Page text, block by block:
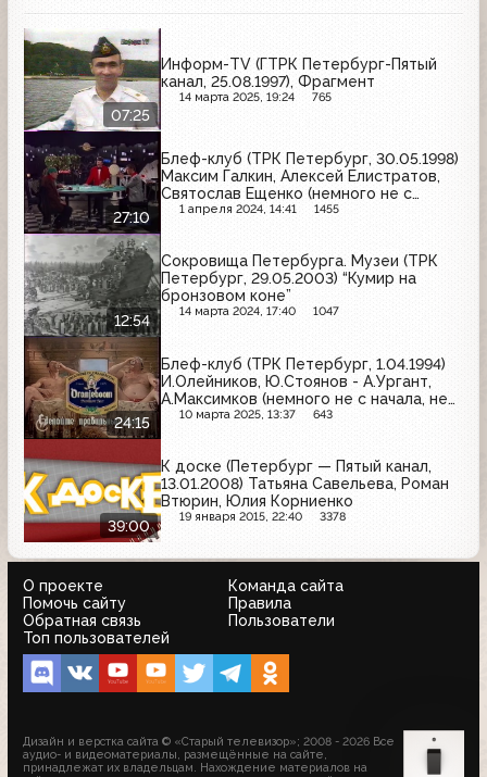
07:25
Информ-TV (ГТРК Петербург-Пятый
канал, 25.08.1997), Фрагмент
14 марта 2025, 19:24 765
27:10
Блеф-клуб (ТРК Петербург, 30.05.1998)
Максим Галкин, Алексей Елистратов,
Святослав Ещенко (немного не с
начала)
1 апреля 2024, 14:41 1455
12:54
Сокровища Петербурга. Музеи (ТРК
Петербург, 29.05.2003) “Кумир на
бронзовом коне”
14 марта 2024, 17:40 1047
24:15
Блеф-клуб (ТРК Петербург, 1.04.1994)
И.Олейников, Ю.Стоянов - А.Ургант,
А.Максимков (немного не с начала, не
до конца)
10 марта 2025, 13:37 643
39:00
К доске (Петербург — Пятый канал,
13.01.2008) Татьяна Савельева, Роман
Втюрин, Юлия Корниенко
19 января 2015, 22:40 3378
О проекте
Команда сайта
Помочь сайту
Правила
Обратная связь
Пользователи
Топ пользователей
Дизайн и верстка сайта © «Старый телевизор»; 2008 - 2026 Все
аудио- и видеоматериалы, размещённые на сайте,
принадлежат их владельцам. Нахождение материалов на